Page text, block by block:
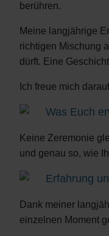
berühren.
Meine langjährige
richtigen Mischung
dürft. Eine
Ich freue mich
Was Euch
Keine Zeremonie
und genau so, wie
Erfahrung
Dank meiner
einzelnen Moment